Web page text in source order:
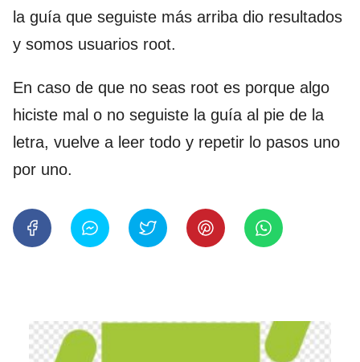
la guía que seguiste más arriba dio resultados
y somos usuarios root.
En caso de que no seas root es porque algo
hiciste mal o no seguiste la guía al pie de la
letra, vuelve a leer todo y repetir lo pasos uno
por uno.